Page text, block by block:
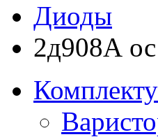
Диоды
2д908А ос